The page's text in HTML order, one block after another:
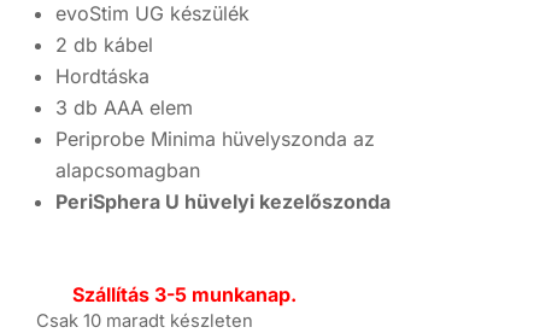
evoStim UG készülék
2 db kábel
Hordtáska
3 db AAA elem
Periprobe Minima hüvelyszonda az
alapcsomagban
PeriSphera U hüvelyi kezelőszonda
Szállítás 3-5 munkanap.
Csak 10 maradt készleten